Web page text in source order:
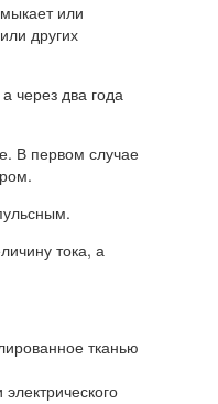
или
других
через два года
В первом случае
тока, а
тканью